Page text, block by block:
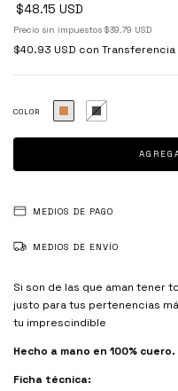
$48.15 USD
Precio sin impuestos $39.79 USD
$40.93 USD con Transferencia
COLOR
MEDIOS DE PAGO
MEDIOS DE ENVÍO
Si son de las que aman tener
justo para tus pertenencias
tu imprescindible
Hecho a mano en 100% cuero.
Ficha técnica: